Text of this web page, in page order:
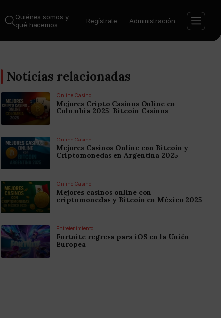
Quiénes somos y
qué hacemos
Regístrate Administración
Noticias relacionadas
Online Casino
Mejores Cripto Casinos Online en
Colombia 2025: Bitcoin Casinos
Online Casino
Mejores Casinos Online con Bitcoin y
Criptomonedas en Argentina 2025
Online Casino
Mejores casinos online con
criptomonedas y Bitcoin en México 2025
Entretenimiento
Fortnite regresa para iOS en la Unión
Europea